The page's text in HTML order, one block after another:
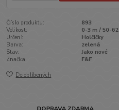
Číslo produktu:
893
Velikost:
0-3 m / 50-62
Určení:
Holčičky
Barva:
zelená
Stav:
Jako nové
Značka:
F&F
Do oblíbených
DOPRAVA ZDARMA